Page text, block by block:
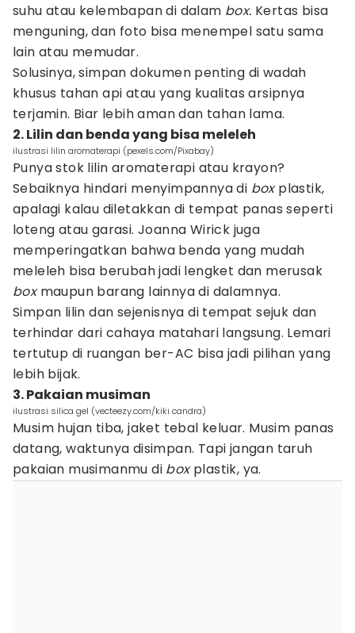
suhu atau kelembapan di dalam box. Kertas bisa
menguning, dan foto bisa menempel satu sama
lain atau memudar.
Solusinya, simpan dokumen penting di wadah
khusus tahan api atau yang kualitas arsipnya
terjamin. Biar lebih aman dan tahan lama.
2. Lilin dan benda yang bisa meleleh
ilustrasi lilin aromaterapi (pexels.com/Pixabay)
Punya stok lilin aromaterapi atau krayon?
Sebaiknya hindari menyimpannya di boxplastik,
apalagi kalau diletakkan di tempat panas seperti
loteng atau garasi. Joanna Wirick juga
memperingatkan bahwa benda yang mudah
meleleh bisa berubah jadi lengket dan merusak
boxmaupun barang lainnya di dalamnya.
Simpan lilin dan sejenisnya di tempat sejuk dan
terhindar dari cahaya matahari langsung. Lemari
tertutup di ruangan ber-AC bisa jadi pilihan yang
lebih bijak.
3. Pakaian musiman
ilustrasi silica gel (vecteezy.com/kiki candra)
Musim hujan tiba, jaket tebal keluar. Musim panas
datang, waktunya disimpan. Tapi jangan taruh
pakaian musimanmu di boxplastik, ya.